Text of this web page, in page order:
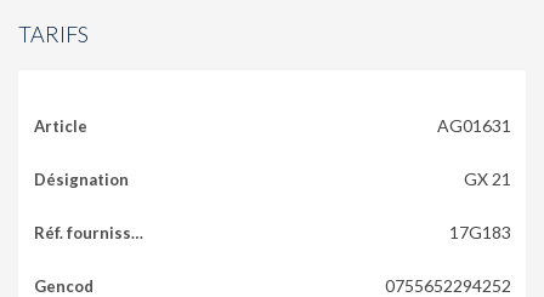
TARIFS
AG01631
GX 21
17G183
0755652294252